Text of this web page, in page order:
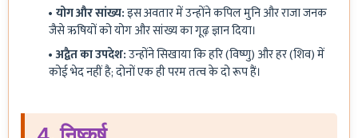
योग और सांख्य:इस अवतार में उन्होंने कपिल मुनि और राजा जनक
जैसे ऋषियों को योग और सांख्य का गूढ़ ज्ञान दिया।
अद्वैत का उपदेश:उन्होंने सिखाया कि हरि (विष्णु) और हर (शिव) में
कोई भेद नहीं है; दोनों एक ही परम तत्व के दो रूप हैं।